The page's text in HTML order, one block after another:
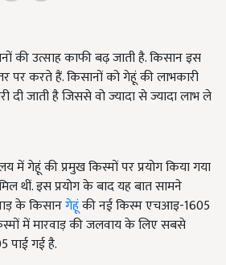
की उत्साह काफी बढ़ जाती है. किसान इस
पर करते हैं. किसानों को गेहूं की लाभकारी
दी जाती है जिससे वो ज्यादा से ज्यादा लाभ ले
में गेहूं की प्रमुख किस्मों पर प्रयोग किया गया
थीं. इस प्रयोग के बाद यह बात सामने
के किसानगेहूंकी नई किस्म एचआइ-1605
में मारवाड़ की जलवाय के लिए सबसे
पाई गई है.